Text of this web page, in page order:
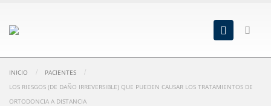
INICIO
PACIENTES
LOS RIESGOS (DE DAÑO IRREVERSIBLE) QUE PUEDEN CAUSAR LOS TRATAMIENTOS DE
ORTODONCIA A DISTANCIA